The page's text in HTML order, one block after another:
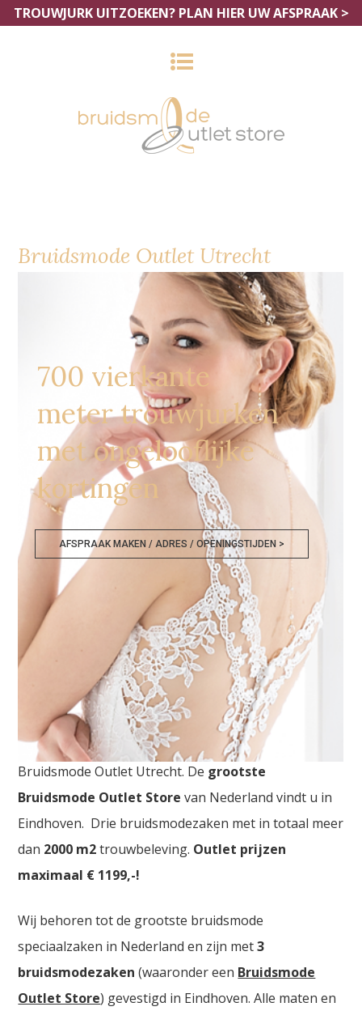
TROUWJURK UITZOEKEN? PLAN HIER UW AFSPRAAK >
Bruidsmode Outlet Utrecht
700 vierkante
meter trouwjurken
met ongelooflijke
kortingen
AFSPRAAK MAKEN / ADRES / OPENINGSTIJDEN >
Bruidsmode Outlet Utrecht
Bruidsmode Outlet Utrecht. De grootste
Bruidsmode Outlet Store van Nederland vindt u in
Eindhoven. Drie bruidsmodezaken met in totaal meer
dan 2000 m2trouwbeleving. Outlet prijzen
maximaal € 1199,-!
Wij behoren tot de grootste bruidsmode
speciaalzaken in Nederland en zijn met3
bruidsmodezaken (waaronder een Bruidsmode
Outlet Store) gevestigd in Eindhoven. Alle maten en